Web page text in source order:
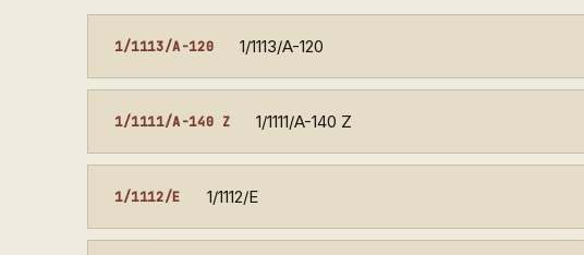
1/1113/A-120 1/1113/A-120
1/1111/A-140 Z 1/1111/A-140 Z
1/1112/E 1/1112/E